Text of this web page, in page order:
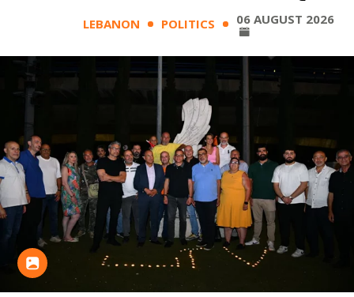
LEBANON POLITICS 06 AUGUST 2026